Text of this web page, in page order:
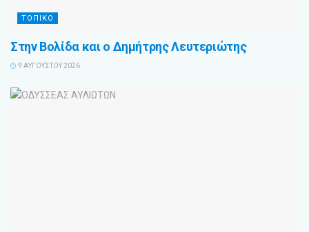
ΤΟΠΙΚΟ
Στην Βολίδα και ο Δημήτρης Λευτεριώτης
9 ΑΥΓΟΎΣΤΟΥ 2026